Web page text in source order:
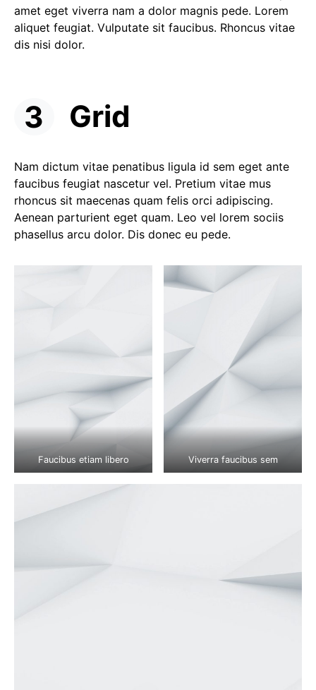
amet eget viverra nam a dolor magnis pede. Lorem
aliquet feugiat. Vulputate sit faucibus. Rhoncus vitae
dis nisi dolor.
Grid
Nam dictum vitae penatibus ligula id sem eget ante
faucibus feugiat nascetur vel. Pretium vitae mus
rhoncus sit maecenas quam felis orci adipiscing.
Aenean parturient eget quam. Leo vel lorem sociis
phasellus arcu dolor. Dis donec eu pede.
Faucibus etiam libero Viverra faucibus sem